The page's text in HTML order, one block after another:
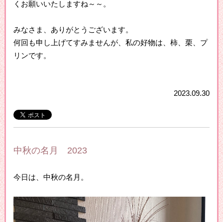
くお願いいたしますね～～。
みなさま、ありがとうございます。
何回も申し上げてすみませんが、私の好物は、柿、栗、プ
リンです。
2023.09.30
中秋の名月 2023
今日は、中秋の名月。